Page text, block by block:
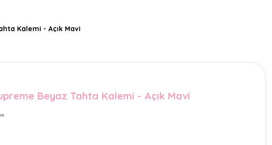
Kalemi - Açık Mavi
Beyaz Tahta Kalemi - Açık Mavi